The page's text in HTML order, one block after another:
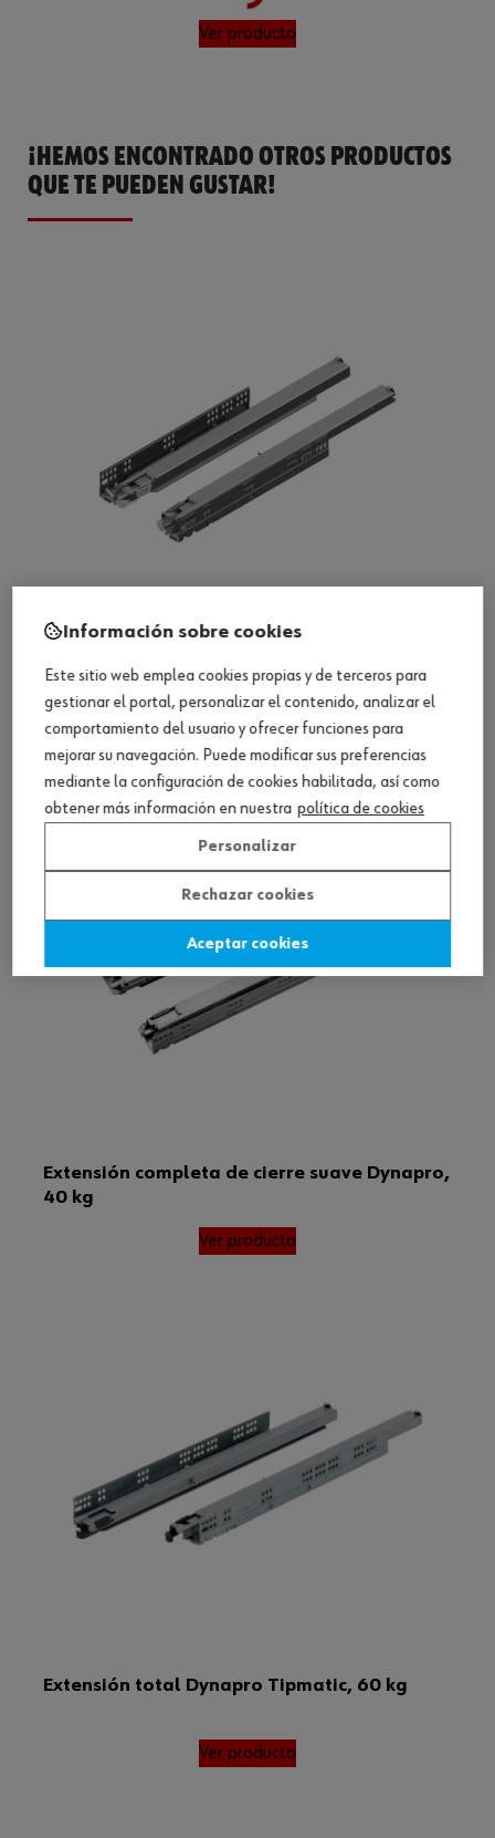
Loading...
Ver producto
¡HEMOS ENCONTRADO OTROS PRODUCTOS
QUE TE PUEDEN GUSTAR!
Ver producto
Extensión completa de cierre suave Dynapro,
40 kg
Ver producto
Extensión total Dynapro Tipmatic, 60 kg
Ver producto
Información sobre cookies
Este sitio web emplea cookies propias y de terceros para
gestionar el portal, personalizar el contenido, analizar el
comportamiento del usuario y ofrecer funciones para
mejorar su navegación. Puede modificar sus preferencias
mediante la configuración de cookies habilitada, así como
obtener más información en nuestra política de cookies
Personalizar
Rechazar cookies
Aceptar cookies